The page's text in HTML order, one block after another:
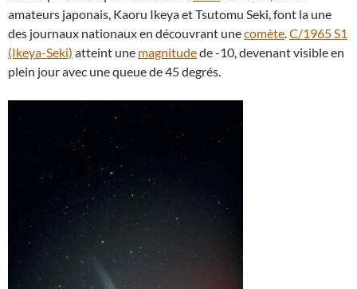
amateurs japonais, Kaoru Ikeya et Tsutomu Seki, font la une
des journaux nationaux en découvrant unecomète C/1965 S1
(Ikeya-Seki) atteint une magnitudede -10, devenant visible en
plein jour avec une queue de 45 degrés.